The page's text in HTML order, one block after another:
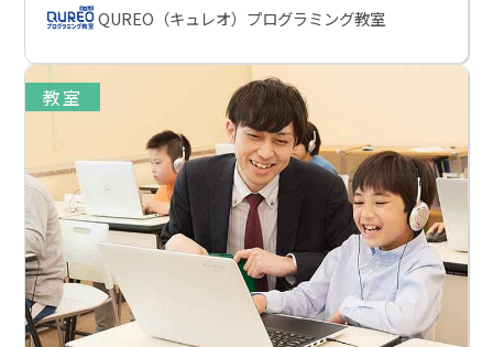
QUREO（キュレオ）プログラミング教室
教室